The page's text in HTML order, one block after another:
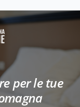
per le tue